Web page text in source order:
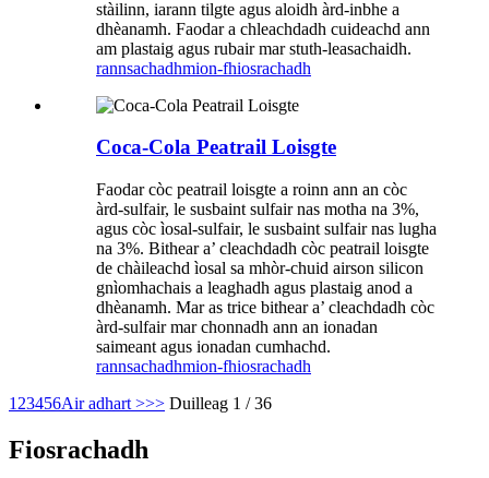
stàilinn, iarann ​​​​tilgte agus aloidh àrd-inbhe a
dhèanamh. Faodar a chleachdadh cuideachd ann
am plastaig agus rubair mar stuth-leasachaidh.
rannsachadhmion-fhiosrachadh
Coca-Cola Peatrail Loisgte
Faodar còc peatrail loisgte a roinn ann an còc
àrd-sulfair, le susbaint sulfair nas motha na 3%,
agus còc ìosal-sulfair, le susbaint sulfair nas lugha
na 3%. Bithear a’ cleachdadh còc peatrail loisgte
de chàileachd ìosal sa mhòr-chuid airson silicon
gnìomhachais a leaghadh agus plastaig anod a
dhèanamh. Mar as trice bithear a’ cleachdadh còc
àrd-sulfair mar chonnadh ann an ionadan
saimeant agus ionadan cumhachd.
rannsachadhmion-fhiosrachadh
1 23456Air adhart >>> Duilleag 1 / 36
Fiosrachadh